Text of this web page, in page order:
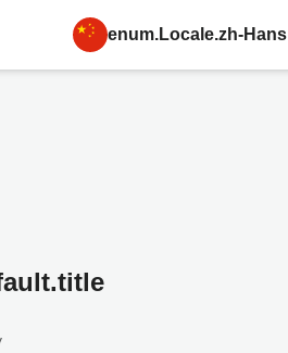
enum.Locale.zh-Hans